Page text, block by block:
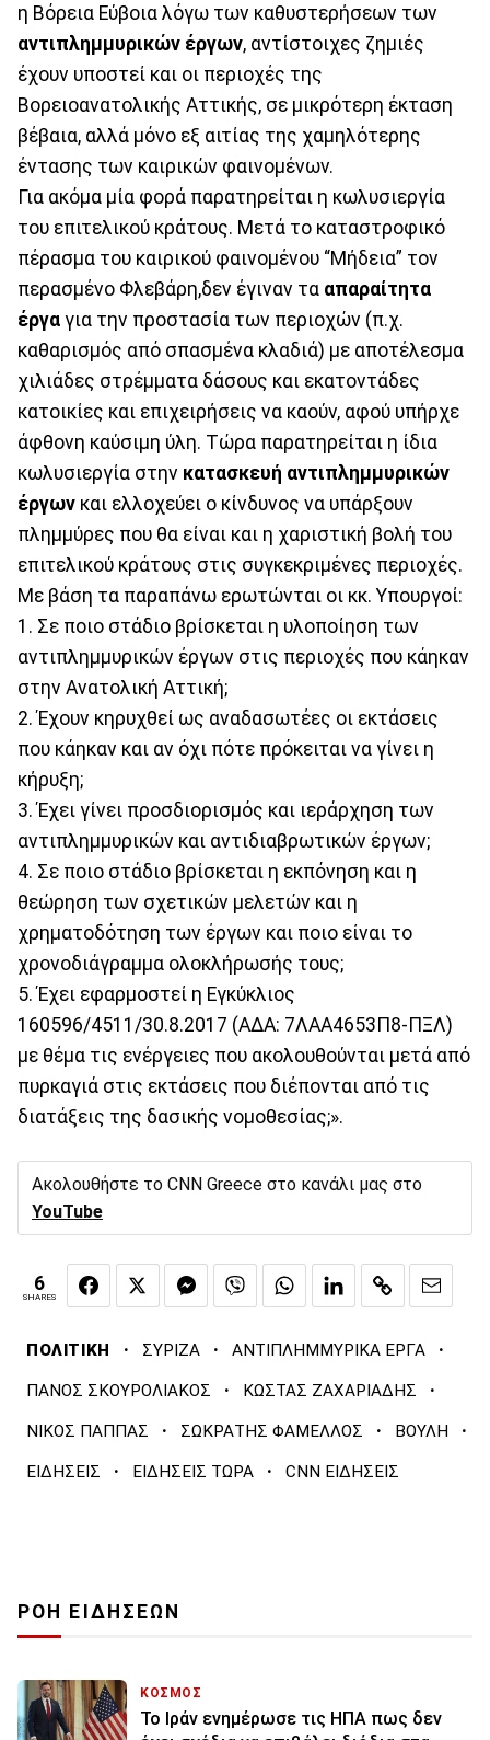
η Βόρεια Εύβοια λόγω των καθυστερήσεων των
αντιπλημμυρικών έργων, αντίστοιχες ζημιές
έχουν υποστεί και οι περιοχές της
Βορειοανατολικής Αττικής, σε μικρότερη έκταση
βέβαια, αλλά μόνο εξ αιτίας της χαμηλότερης
έντασης των καιρικών φαινομένων.
Για ακόμα μία φορά παρατηρείται η κωλυσιεργία
του επιτελικού κράτους. Μετά το καταστροφικό
πέρασμα του καιρικού φαινομένου “Μήδεια” τον
περασμένο Φλεβάρη,δεν έγιναν τα απαραίτητα
έργα για την προστασία των περιοχών (π.χ.
καθαρισμός από σπασμένα κλαδιά) με αποτέλεσμα
χιλιάδες στρέμματα δάσους και εκατοντάδες
κατοικίες και επιχειρήσεις να καούν, αφού υπήρχε
άφθονη καύσιμη ύλη. Τώρα παρατηρείται η ίδια
κωλυσιεργία στην κατασκευή αντιπλημμυρικών
έργων και ελλοχεύει ο κίνδυνος να υπάρξουν
πλημμύρες που θα είναι και η χαριστική βολή του
επιτελικού κράτους στις συγκεκριμένες περιοχές.
Με βάση τα παραπάνω ερωτώνται οι κκ. Υπουργοί:
1. Σε ποιο στάδιο βρίσκεται η υλοποίηση των
αντιπλημμυρικών έργων στις περιοχές που κάηκαν
στην Ανατολική Αττική;
2. Έχουν κηρυχθεί ως αναδασωτέες οι εκτάσεις
που κάηκαν και αν όχι πότε πρόκειται να γίνει η
κήρυξη;
3. Έχει γίνει προσδιορισμός και ιεράρχηση των
αντιπλημμυρικών και αντιδιαβρωτικών έργων;
4. Σε ποιο στάδιο βρίσκεται η εκπόνηση και η
θεώρηση των σχετικών μελετών και η
χρηματοδότηση των έργων και ποιο είναι το
χρονοδιάγραμμα ολοκλήρωσής τους;
5. Έχει εφαρμοστεί η Εγκύκλιος
160596/4511/30.8.2017 (ΑΔΑ: 7ΛΑΑ4653Π8-ΠΞΛ)
με θέμα τις ενέργειες που ακολουθούνται μετά από
πυρκαγιά στις εκτάσεις που διέπονται από τις
διατάξεις της δασικής νομοθεσίας;».
Ακολουθήστε το CNN Greece στο κανάλι μας στο
YouTube
6
SHARES
ΠΟΛΙΤΙΚΗ · ΣΥΡΙΖΑ · ΑΝΤΙΠΛΗΜΜΥΡΙΚΑ ΕΡΓΑ ·
ΠΑΝΟΣ ΣΚΟΥΡΟΛΙΑΚΟΣ · ΚΩΣΤΑΣ ΖΑΧΑΡΙΑΔΗΣ ·
ΝΙΚΟΣ ΠΑΠΠΑΣ · ΣΩΚΡΑΤΗΣ ΦΑΜΕΛΛΟΣ · ΒΟΥΛΗ ·
ΕΙΔΗΣΕΙΣ · ΕΙΔΗΣΕΙΣ ΤΩΡΑ · CNN ΕΙΔΗΣΕΙΣ
ΡΟΗ ΕΙΔΗΣΕΩΝ
ΚΟΣΜΟΣ
To Ιράν ενημέρωσε τις ΗΠΑ πως δεν